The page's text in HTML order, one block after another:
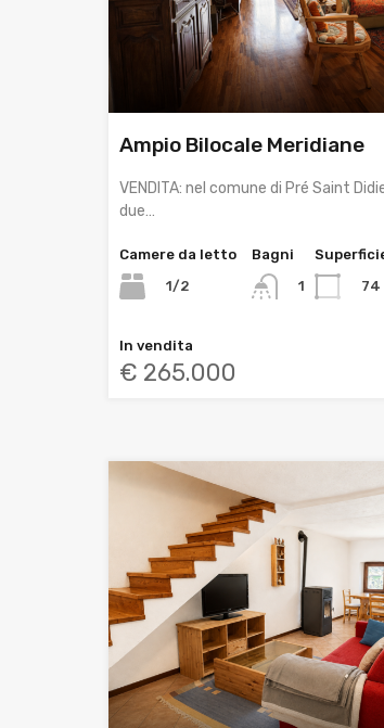
Ampio Bilocale Meridiane
VENDITA: nel comune di Pré Saint
due…
Camere da letto
1/2
Bagni
1
74
In vendita
€ 265.000